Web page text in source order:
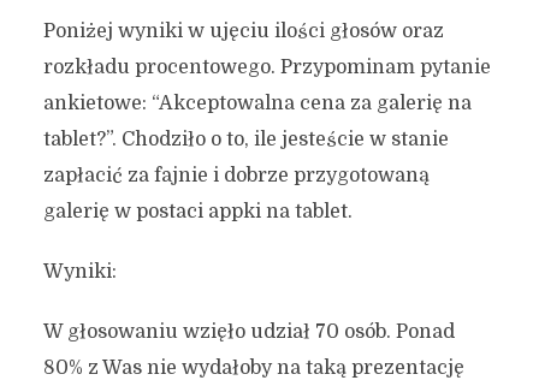
Poniżej wyniki w ujęciu ilości głosów oraz
rozkładu procentowego. Przypominam pytanie
ankietowe: “Akceptowalna cena za galerię na
tablet?”. Chodziło o to, ile jesteście w stanie
zapłacić za fajnie i dobrze przygotowaną
galerię w postaci appki na tablet.
Wyniki:
W głosowaniu wzięło udział 70 osób. Ponad
80% z Was nie wydałoby na taką prezentację